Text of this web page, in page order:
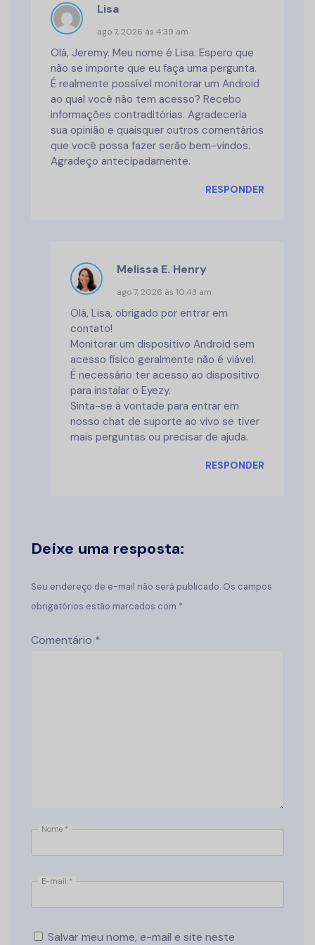
Lisa
ago 7, 2026 às 4:39 am
Olá, Jeremy. Meu nome é Lisa. Espero que
não se importe que eu faça uma pergunta.
É realmente possível monitorar um Android
ao qual você não tem acesso? Recebo
informações contraditórias. Agradeceria
sua opinião e quaisquer outros comentários
que você possa fazer serão bem-vindos.
Agradeço antecipadamente.
RESPONDER
Melissa E. Henry
ago 7, 2026 às 10:43 am
Olá, Lisa, obrigado por entrar em
contato!
Monitorar um dispositivo Android sem
acesso físico geralmente não é viável.
É necessário ter acesso ao dispositivo
para instalar o Eyezy.
Sinta-se à vontade para entrar em
nosso chat de suporte ao vivo se tiver
mais perguntas ou precisar de ajuda.
RESPONDER
Deixe uma resposta:
Seu endereço de e-mail não será publicado. Os campos
obrigatórios estão marcados com *
Comentário *
Nome *
E-mail *
Salvar meu nome, e-mail e site neste